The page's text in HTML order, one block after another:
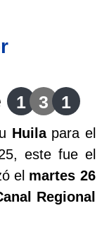
1 3 1
Huilapara el
este fue el
el martes 26
Regional